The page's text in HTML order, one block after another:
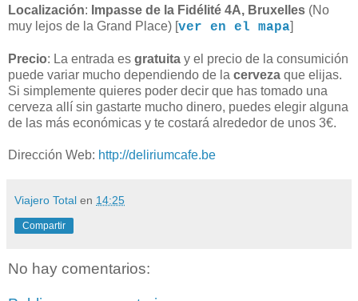
Localización: Impasse de la Fidélité 4A, Bruxelles (No
muy lejos de la Grand Place) [ver en el mapa]
Precio: La entrada es gratuita y el precio de la consumición
puede variar mucho dependiendo de la cerveza que elijas.
Si simplemente quieres poder decir que has tomado una
cerveza allí sin gastarte mucho dinero, puedes elegir alguna
de las más económicas y te costará alrededor de unos 3€.
Dirección Web: http://deliriumcafe.be
Viajero Total en 14:25
Compartir
No hay comentarios: